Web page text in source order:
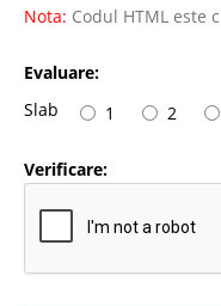
Nota: Codul HTML este
Evaluare:
Slab
1 2
Verificare: